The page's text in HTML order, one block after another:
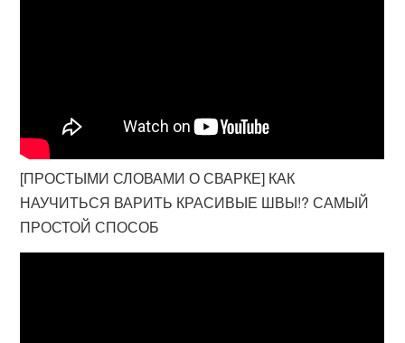
[ПРОСТЫМИ СЛОВАМИ О СВАРКЕ] КАК
НАУЧИТЬСЯ ВАРИТЬ КРАСИВЫЕ ШВЫ!? САМЫЙ
ПРОСТОЙ СПОСОБ